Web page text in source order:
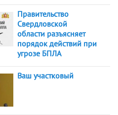
Правительство
Свердловской
области разъясняет
порядок действий при
угрозе БПЛА
Ваш участковый